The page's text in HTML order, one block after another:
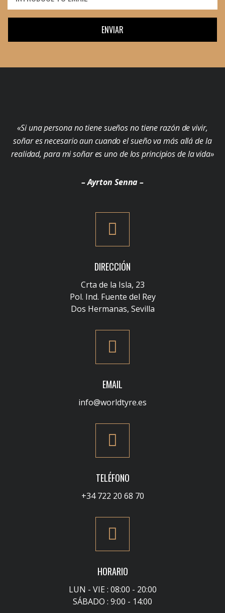
ENVIAR
«Si una persona no tiene sueños no tiene razón de vivir,
soñar es necesario aun cuando el sueño va más allá de la
realidad, para mi soñar es uno de los principios de la vida»
– Ayrton Senna –
DIRECCIÓN
Crta de la Isla, 23
Pol. Ind. Fuente del Rey
Dos Hermanas, Sevilla
EMAIL
info@worldtyre.es
TELÉFONO
+34 722 20 68 70
HORARIO
LUN - VIE : 08:00 - 20:00
SÁBADO : 9:00 - 14:00